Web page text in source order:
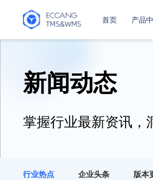
首页 产品
新闻动态
掌握行业最新资讯，
行业热点 企业头条 版本